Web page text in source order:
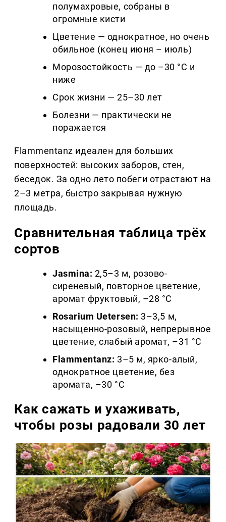
полумахровые, собраны в
огромные кисти
Цветение — однократное, но очень
обильное (конец июня – июль)
Морозостойкость — до –30 °C и
ниже
Срок жизни — 25–30 лет
Болезни — практически не
поражается
Flammentanz идеален для больших
поверхностей: высоких заборов, стен,
беседок. За одно лето побеги отрастают на
2–3 метра, быстро закрывая нужную
площадь.
Сравнительная таблица трёх
сортов
Jasmina: 2,5–3 м, розово-
сиреневый, повторное цветение,
аромат фруктовый, –28 °C
Rosarium Uetersen: 3–3,5 м,
насыщенно-розовый, непрерывное
цветение, слабый аромат, –31 °C
Flammentanz: 3–5 м, ярко-алый,
однократное цветение, без
аромата, –30 °C
Как сажать и ухаживать,
чтобы розы радовали 30 лет